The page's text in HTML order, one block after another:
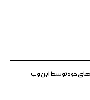
های خود توسط این وب